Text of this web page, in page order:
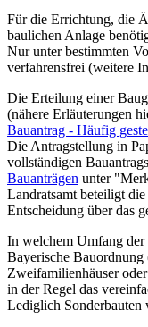
Für die Errichtung, die
baulichen Anlage
Nur unter bestimmten
verfahrensfrei (weitere
Die Erteilung einer
(nähere Erläuterungen
Bauantrag - Häufig
Die Antragstellung in
vollständigen
Bauanträgen unter
Landratsamt beteiligt
Entscheidung über das
In welchem Umfang der
Bayerische
Zweifamilienhäuser
in der Regel das
Lediglich